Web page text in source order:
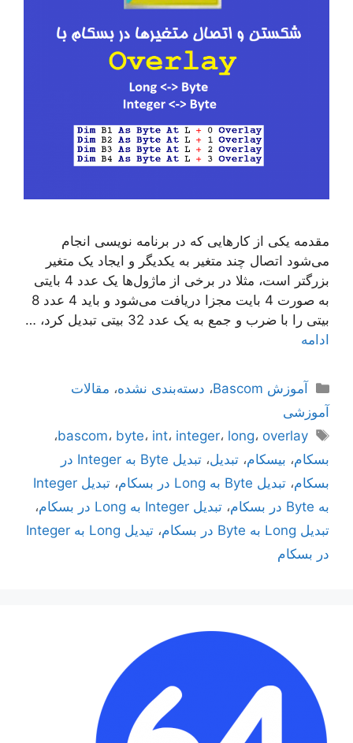
مقدمه یکی از کارهایی که در برنامه نویسی انجام
می‌شود اتصال چند متغیر به یکدیگر و ایجاد یک متغیر
بزرگتر است، مثلا در برخی از ماژول‌ها یک عدد 4 بایتی
به صورت 4 بایت مجزا دریافت می‌شود و باید 4 عدد 8
بیتی را با ضرب و جمع به یک عدد 32 بیتی تبدیل کرد، …
ادامه
دسته‌ها
آموزش Bascom ، دسته‌بندی نشده، مقالات
آموزشی
برچسب‌ها
bascom، byte، int، integer، long، overlay
،
بسکام، بیسکام، تبدیل،
تبدیل Byte به Integer در
بسکام، تبدیل Byte به Long در بسکام ،
تبدیل Integer
به Byte در بسکام
، تبدیل Integer به Long در بسکام
،
تبدیل Long به Byte در بسکام
،
تیدیل Long به Integer
در بسکام